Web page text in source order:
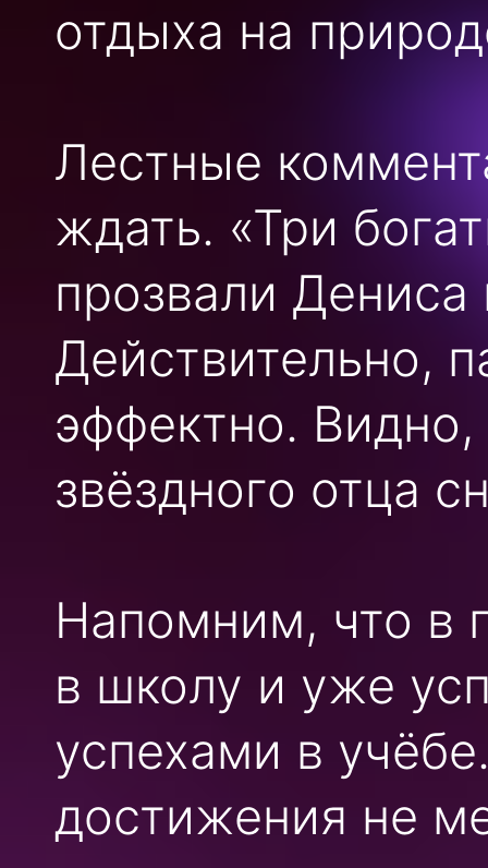
отдыха на
Лестные
ждать. «Три
прозвали
Действительно,
эффектно.
звёздного отца
Напомним, что в
в школу и уже
успехами в
достижения не